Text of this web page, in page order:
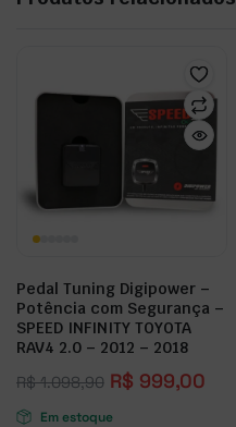
Pedal Tuning Digipower –
Potência com Segurança –
SPEED INFINITY TOYOTA
RAV4 2.0 – 2012 – 2018
R$1.098,90 R$ 999,00
Em estoque